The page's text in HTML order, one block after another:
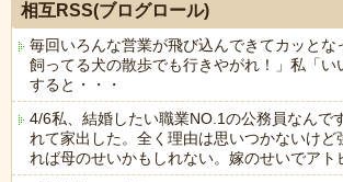
相互RSS(ブログロール)
毎回いろんな営業が飛び込んできてカッとな
飼ってる犬の散歩でも行きやがれ！」私「
すると・・・
4/6私、結婚したい職業NO.1の公務員なんで
れて家出した。全く理由は思いつかないけど
れば母のせいかもしれない。嫁のせいでア